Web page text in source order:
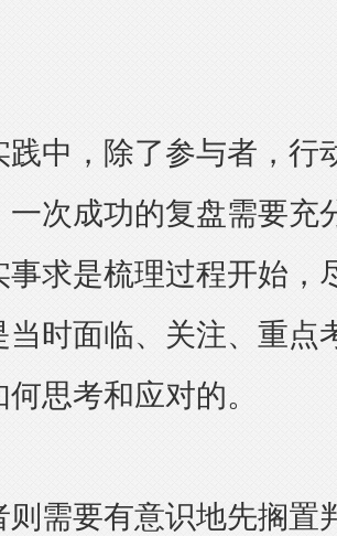
，除了参与者，行
一次成功的复盘需要充
事求是梳理过程开始，
当时面临、关注、重点
思考和应对的。
要有意识地先搁置